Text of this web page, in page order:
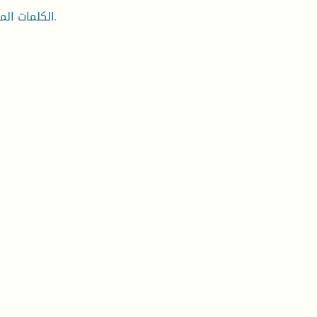
الكلمات المفتاحية : المحتوى، ومعايير اختيار المحتوى، والنص، والقراءة.